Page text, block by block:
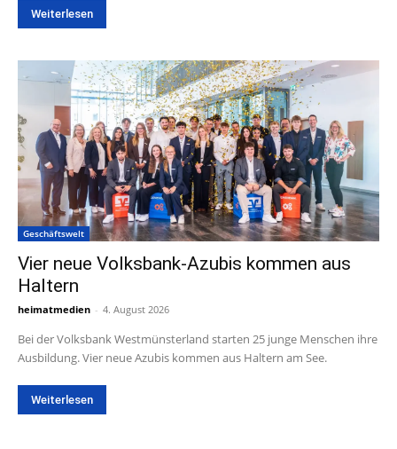
Weiterlesen
Geschäftswelt
Vier neue Volksbank-Azubis kommen aus
Haltern
heimatmedien - 4. August 2026
Bei der Volksbank Westmünsterland starten 25 junge Menschen ihre
Ausbildung. Vier neue Azubis kommen aus Haltern am See.
Weiterlesen